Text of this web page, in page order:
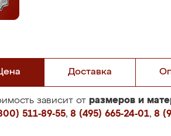
Доставка
зависит от размеров и
511-89-55, 8 (495) 665-24-01, 8